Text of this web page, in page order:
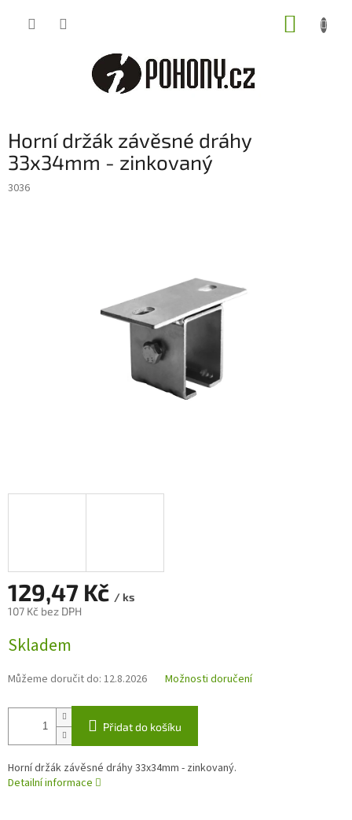
Horní držák závěsné dráhy
33x34mm - zinkovaný
3036
129,47 Kč / ks
107 Kč bez DPH
cena:
Skladem
Můžeme doručit do: 12.8.2026 Možnosti doručení
Přidat do košíku
Horní držák závěsné dráhy 33x34mm - zinkovaný.
Detailní informace